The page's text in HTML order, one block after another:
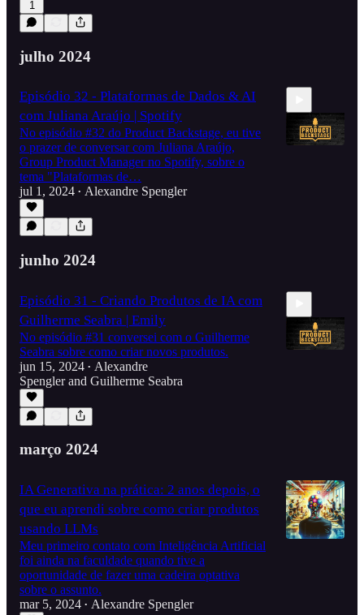
1
julho 2024
Episódio 32 - Plataformas de Dados & AI
com Juliana Araújo | Spotify
No episódio #32 do Product Backstage, eu tive
o prazer de conversar com Juliana Araújo,
Group Product Manager no Spotify, sobre o
tema "Plataformas de…
jul 1, 2024 • Alexandre Spengler
junho 2024
Episódio 31 - Criando Produtos de IA com
Guilherme Seabra | Emily
No episódio #31 conversei com o Guilherme
Seabra sobre como criar novos produtos.
jun 15, 2024 • Alexandre
Spenglerand Guilherme Seabra
março 2024
IA Generativa na prática: 2 anos depois, o
que eu aprendi sobre como criar produtos
usando LLMs
Meu primeiro contato com Inteligência Artificial
foi ainda na faculdade quando tive a
oportunidade de fazer uma cadeira optativa
sobre o assunto.
mar 5, 2024 • Alexandre Spengler